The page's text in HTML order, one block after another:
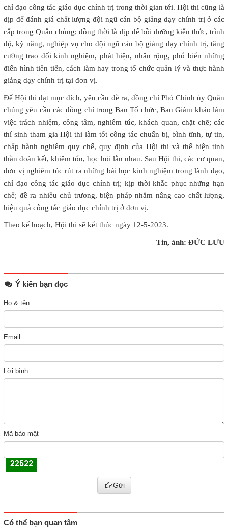
chỉ đạo công tác giáo dục chính trị trong thời gian tới. Hội thi cũng là
dịp để đánh giá chất lượng đội ngũ cán bộ giảng dạy chính trị ở các
cấp trong Quân chủng; đồng thời là dịp để bồi dưỡng kiến thức, trình
độ, kỹ năng, nghiệp vụ cho đội ngũ cán bộ giảng dạy chính trị, tăng
cường trao đổi kinh nghiệm, phát hiện, nhân rộng, phổ biến những
điển hình tiên tiến, cách làm hay trong tổ chức quản lý và thực hành
giảng dạy chính trị tại đơn vị.
Để Hội thi đạt mục đích, yêu cầu đề ra, đồng chí Phó Chính ủy Quân
chủng yêu cầu các đồng chí trong Ban Tổ chức, Ban Giám khảo làm
việc trách nhiệm, công tâm, nghiêm túc, khách quan, chặt chẽ; các
thí sinh tham gia Hội thi làm tốt công tác chuẩn bị, bình tĩnh, tự tin,
chấp hành nghiêm quy chế, quy định của Hội thi và thể hiện tinh
thần đoàn kết, khiêm tốn, học hỏi lẫn nhau. Sau Hội thi, các cơ quan,
đơn vị nghiêm túc rút ra những bài học kinh nghiệm trong lãnh đạo,
chỉ đạo công tác giáo dục chính trị; kịp thời khắc phục những hạn
chế; đề ra nhiều chủ trương, biện pháp nhằm nâng cao chất lượng,
hiệu quả công tác giáo dục chính trị ở đơn vị.
Theo kế hoạch, Hội thi sẽ kết thúc ngày 12-5-2023.
Tin, ảnh: ĐỨC LƯU
Ý kiến bạn đọc
Họ & tên
Email
Lời bình
Mã bảo mật
Gửi
Có thể bạn quan tâm